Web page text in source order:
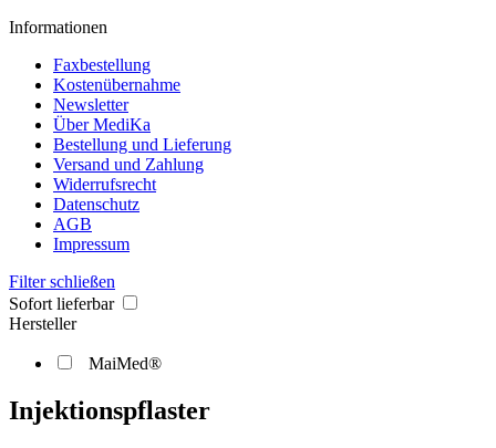
Informationen
Faxbestellung
Kostenübernahme
Newsletter
Über MediKa
Bestellung und Lieferung
Versand und Zahlung
Widerrufsrecht
Datenschutz
AGB
Impressum
Filter schließen
Sofort lieferbar
Hersteller
MaiMed®
Injektionspflaster